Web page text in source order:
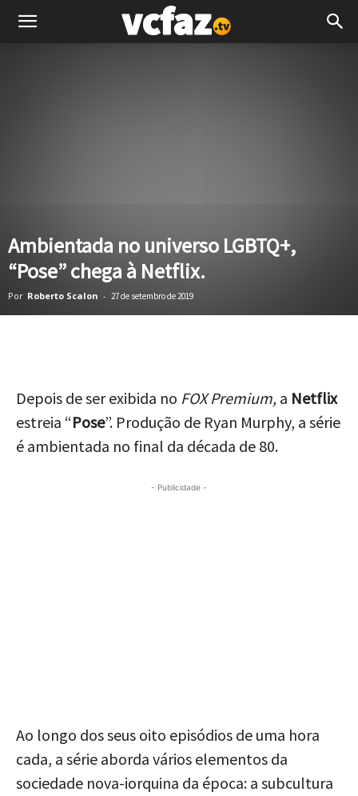
Ambientada no universo LGBTQ+,
“Pose” chega à Netflix.
Por Roberto Scalon - 27 de setembro de 2019
Depois de ser exibida no FOX Premium, a Netflix
estreia “Pose”. Produção de Ryan Murphy, a série
é ambientada no final da década de 80.
- Publicidade -
Ao longo dos seus oito episódios de uma hora
cada, a série aborda vários elementos da
sociedade nova-iorquina da época: a subcultura